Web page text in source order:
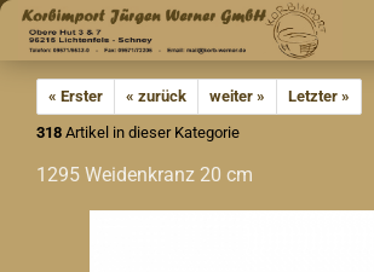
« Erster « zurück weiter »
Letzter »
318 Artikel in dieser Kategorie
1295 Weidenkranz 20 cm